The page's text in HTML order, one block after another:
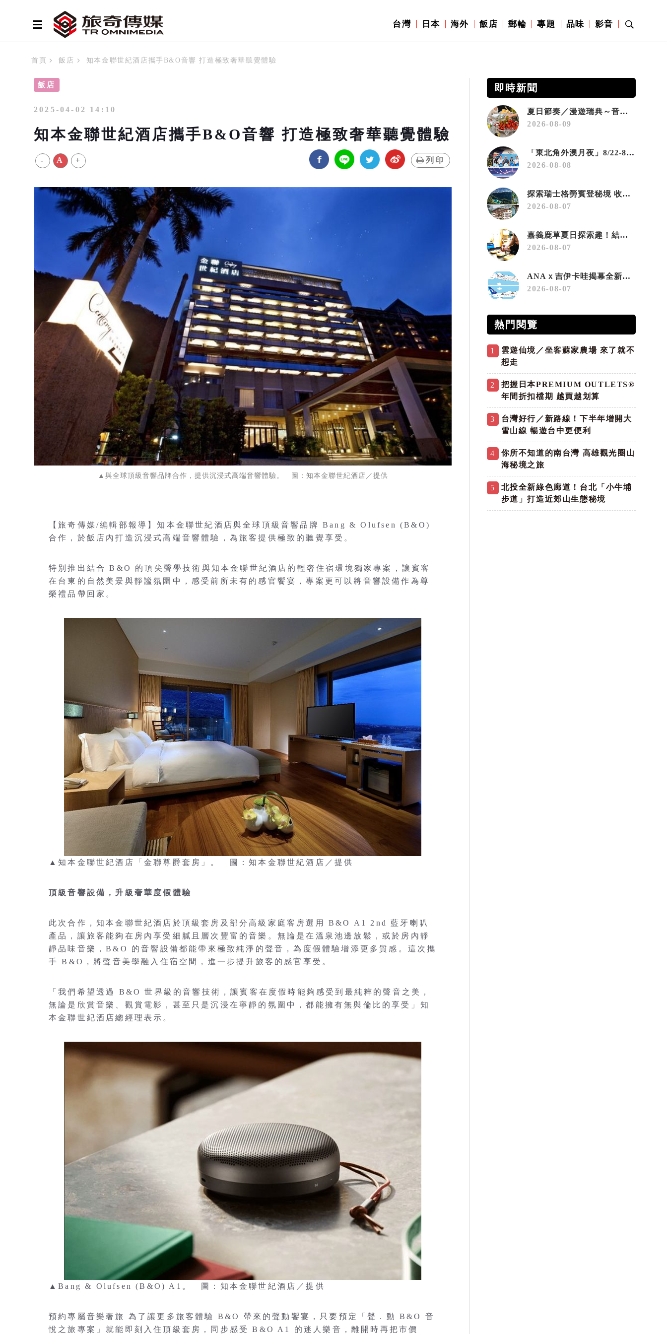
台灣 日本 海外 飯店 郵輪 專題 品味 影音
首頁 飯店 知本金聯世紀酒店攜手B&O音響 打造極致奢華聽覺體驗
飯店
2025-04-02 14:10
知本金聯世紀酒店攜手B&O音響 打造極致奢華聽覺體驗
- A + 列印
▲與全球頂級音響品牌合作，提供沉浸式高端音響體驗。 圖：知本金聯世紀酒店／提供
【旅奇傳媒/編輯部報導】知本金聯世紀酒店與全球頂級音響品牌 Bang & Olufsen (B&O)
合作，於飯店內打造沉浸式高端音響體驗，為旅客提供極致的聽覺享受。
特別推出結合 B&O 的頂尖聲學技術與知本金聯世紀酒店的輕奢住宿環境獨家專案，讓賓客
在台東的自然美景與靜謐氛圍中，感受前所未有的感官饗宴，專案更可以將音響設備作為尊
榮禮品帶回家。
▲知本金聯世紀酒店「金聯尊爵套房」。 圖：知本金聯世紀酒店／提供
頂級音響設備，升級奢華度假體驗
此次合作，知本金聯世紀酒店於頂級套房及部分高級家庭客房選用 B&O A1 2nd 藍牙喇叭
產品，讓旅客能夠在房內享受細膩且層次豐富的音樂。無論是在溫泉池邊放鬆，或於房內靜
靜品味音樂，B&O 的音響設備都能帶來極致純淨的聲音，為度假體驗增添更多質感。這次攜
手 B&O，將聲音美學融入住宿空間，進一步提升旅客的感官享受。
「我們希望透過 B&O 世界級的音響技術，讓賓客在度假時能夠感受到最純粹的聲音之美，
無論是欣賞音樂、觀賞電影，甚至只是沉浸在寧靜的氛圍中，都能擁有無與倫比的享受」知
本金聯世紀酒店總經理表示。
▲Bang & Olufsen (B&O) A1。 圖：知本金聯世紀酒店／提供
預約專屬音樂奢旅 為了讓更多旅客體驗 B&O 帶來的聲動饗宴，只要預定「聲．動 B&O 音
悅之旅專案」就能即刻入住頂級套房，同步感受 B&O A1 的迷人樂音，離開時再把市價
即時新聞
夏日節奏／漫遊瑞典～音樂、療癒桑拿、美味歡樂螯蝦節
2026-08-09
「東北角外澳月夜」8/22-8/23浪漫登場 串聯五漁村、音樂、市集、火舞與慢旅共度夏夜
2026-08-08
探索瑞士格勞賓登秘境 收藏六種阿爾卑斯夏日療癒之旅
2026-08-07
嘉義鹿草夏日探索趣！結合科學、農場與自然的親子小旅行
2026-08-07
ANAｘ吉伊卡哇揭幕全新彩繪機「Chiikawa JET」
2026-08-07
熱門閱覽
1
雲遊仙境／坐客蘇家農場 來了就不
想走
2
把握日本PREMIUM OUTLETS®
年間折扣檔期 越買越划算
3
台灣好行／新路線！下半年增開大
雪山線 暢遊台中更便利
4
你所不知道的南台灣 高雄觀光圈山
海秘境之旅
5
北投全新綠色廊道！台北「小牛埔
步道」打造近郊山生態秘境